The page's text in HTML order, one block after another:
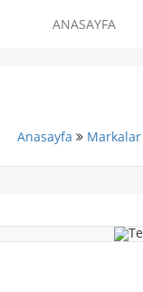
ANASAYFA
Anasayfa Markalar